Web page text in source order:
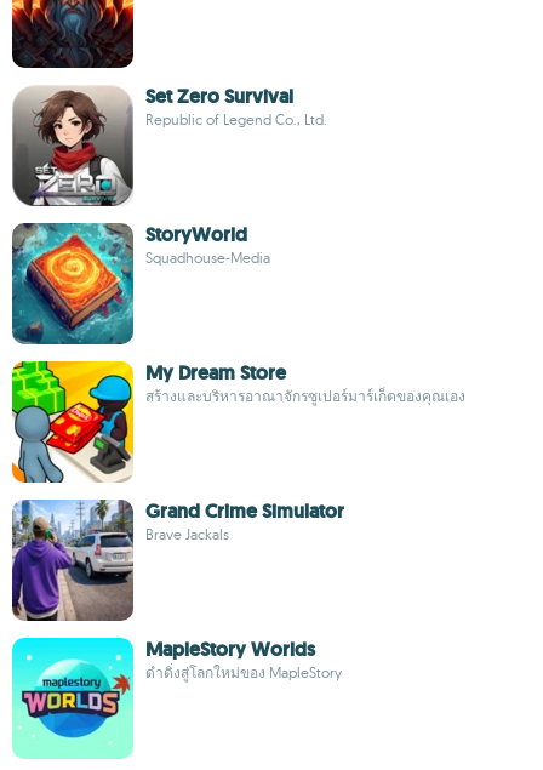
Set Zero Survival
Republic of Legend Co., Ltd.
StoryWorld
Squadhouse-Media
My Dream Store
สร้างและบริหารอาณาจักรซูเปอร์มาร์เก็ตของคุณเอง
Grand Crime Simulator
Brave Jackals
MapleStory Worlds
ดำดิ่งสู่โลกใหม่ของ MapleStory